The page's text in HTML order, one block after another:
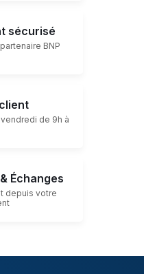
sécurisé
BNP
vendredi de 9h à
Échanges
depuis votre